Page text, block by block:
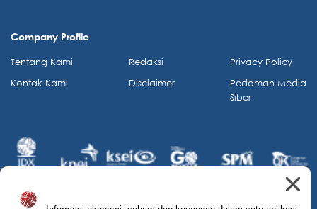
Company Profile
Tentang Kami
Kontak Kami
Redaksi
Disclaimer
Privacy Policy
Pedoman Media
Siber